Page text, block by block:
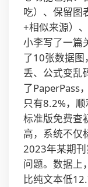
吃）、保留图
+相似来源）
小李写了一篇
了10张数据图
丢、公式变乱
了PaperPass
只有8.2%，
标准版免费查
高，系统不仅
2023年某期
问题。数据上
比纯文本低